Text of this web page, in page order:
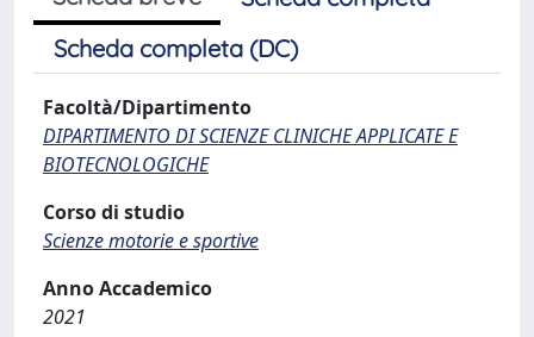
Scheda completa (DC)
Facoltà/Dipartimento
DIPARTIMENTO DI SCIENZE CLINICHE APPLICATE E
BIOTECNOLOGICHE
Corso di studio
Scienze motorie e sportive
Anno Accademico
2021